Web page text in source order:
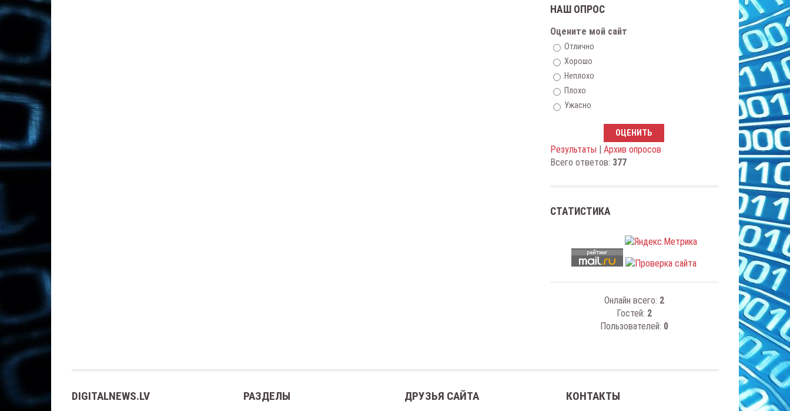
НАШ ОПРОС
Оцените мой сайт
Отлично
Хорошо
Неплохо
Плохо
Ужасно
Результаты | Архив опросов
Всего ответов: 377
СТАТИСТИКА
Онлайн всего: 2
Гостей: 2
Пользователей: 0
DIGITALNEWS.LV РАЗДЕЛЫ ДРУЗЬЯ САЙТА КОНТАКТЫ